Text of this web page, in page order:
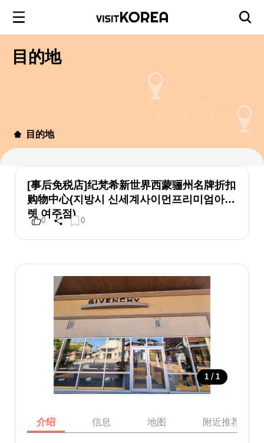
目的地
目的地
[事后免税店]纪梵希新世界西蒙骊州名牌折扣
购物中心(지방시 신세계사이먼프리미엄아울
렛 여주점)
0 0
1 / 1
介绍 信息 地图 附近推荐景点